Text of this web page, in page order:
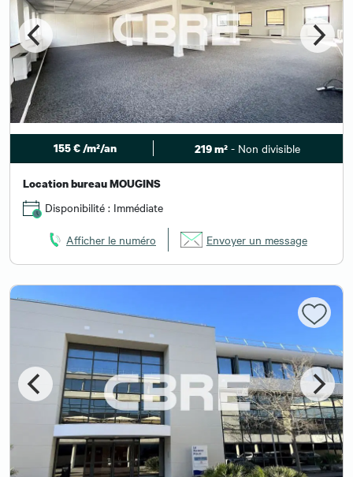
155 € /m²/an 219 m²- Non divisible
Location bureau MOUGINS
Disponibilité : Immédiate
Afficher le numéro Envoyer un message